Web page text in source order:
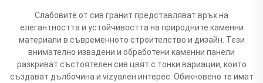
Слабовите от сив гранит представляват връх на
елегантността и устойчивостта на природните каменни
материали в съвременното строителство и дизайн. Тези
внимателно извадени и обработени каменни панели
разкриват състоятелен сив цвят с тонки вариации, които
създават дълбочина и vizуален интерес. Обикновено те имат